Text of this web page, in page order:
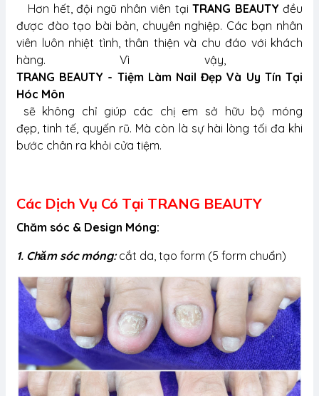
Hơn hết, đội ngũ nhân viên tạiTRANG BEAUTY đều
được đào tạo bài bản, chuyên nghiệp. Các bạn nhân
viên luôn nhiệt tình, thân thiện và chu đáo với khách
hàng. Vì vậy,
TRANG BEAUTY - Tiệm Làm Nail Đẹp Và Uy Tín Tại
Hóc Môn
sẽ không chỉ giúp các chị em sở hữu bộ móng
đẹp, tinh tế, quyến rũ. Mà còn là sự hài lòng tối đa khi
bước chân ra khỏi cửa tiệm.
Các Dịch Vụ Có Tại TRANG BEAUTY
Chăm sóc & Design Móng:
1. Chăm sóc móng:cắt da, tạo form (5 form chuẩn)